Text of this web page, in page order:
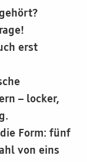
erst
– locker,
Form: fünf
von eins